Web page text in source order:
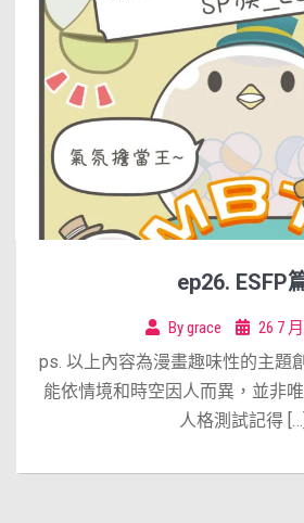
ep26. ESFP
Bygrace 26 7
ps. 以上內容為漫畫趣味性的主題
能依情境和時空因人而異，並非
人格測試記得 […]